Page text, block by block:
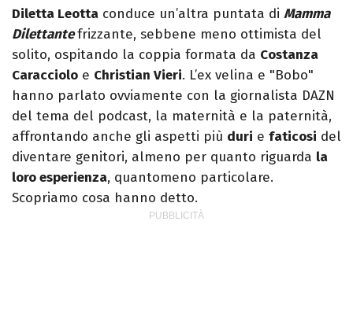
Pixar).
Diletta Leotta conduce un’altra puntata di Mamma
Dilettantefrizzante, sebbene meno ottimista del
solito, ospitando la coppia formata da Costanza
Caracciolo e Christian Vieri. L’ex velina e "Bobo"
hanno parlato ovviamente con la giornalista DAZN
del tema del podcast, la maternità e la paternità,
affrontando anche gli aspetti più duri e faticosi del
diventare genitori, almeno per quanto riguarda la
loro esperienza, quantomeno particolare.
Scopriamo cosa hanno detto.